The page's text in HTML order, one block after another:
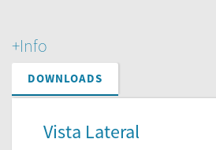
+Info
DOWNLOADS
Vista Lateral